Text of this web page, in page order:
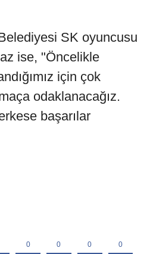
SK oyuncusu
ise, "Öncelikle
için çok
odaklanacağız.
başarılar